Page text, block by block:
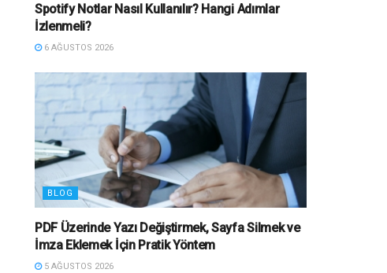
Spotify Notlar Nasıl Kullanılır? Hangi Adımlar
İzlenmeli?
6 AĞUSTOS 2026
BLOG
PDF Üzerinde Yazı Değiştirmek, Sayfa Silmek ve
İmza Eklemek İçin Pratik Yöntem
5 AĞUSTOS 2026